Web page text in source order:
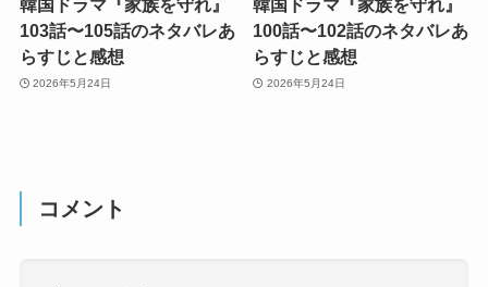
韓国ドラマ『家族を守れ』
103話〜105話のネタバレあ
らすじと感想
2026年5月24日
韓国ドラマ『家族を守れ』
100話〜102話のネタバレあ
らすじと感想
2026年5月24日
コメント